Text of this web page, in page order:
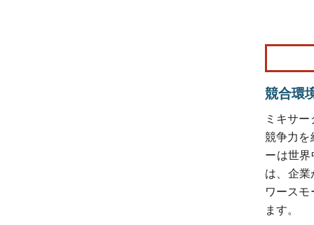
画像 ©
競合環
ミキサ
競争力を
ーは世
は、企業
ワース
ます。